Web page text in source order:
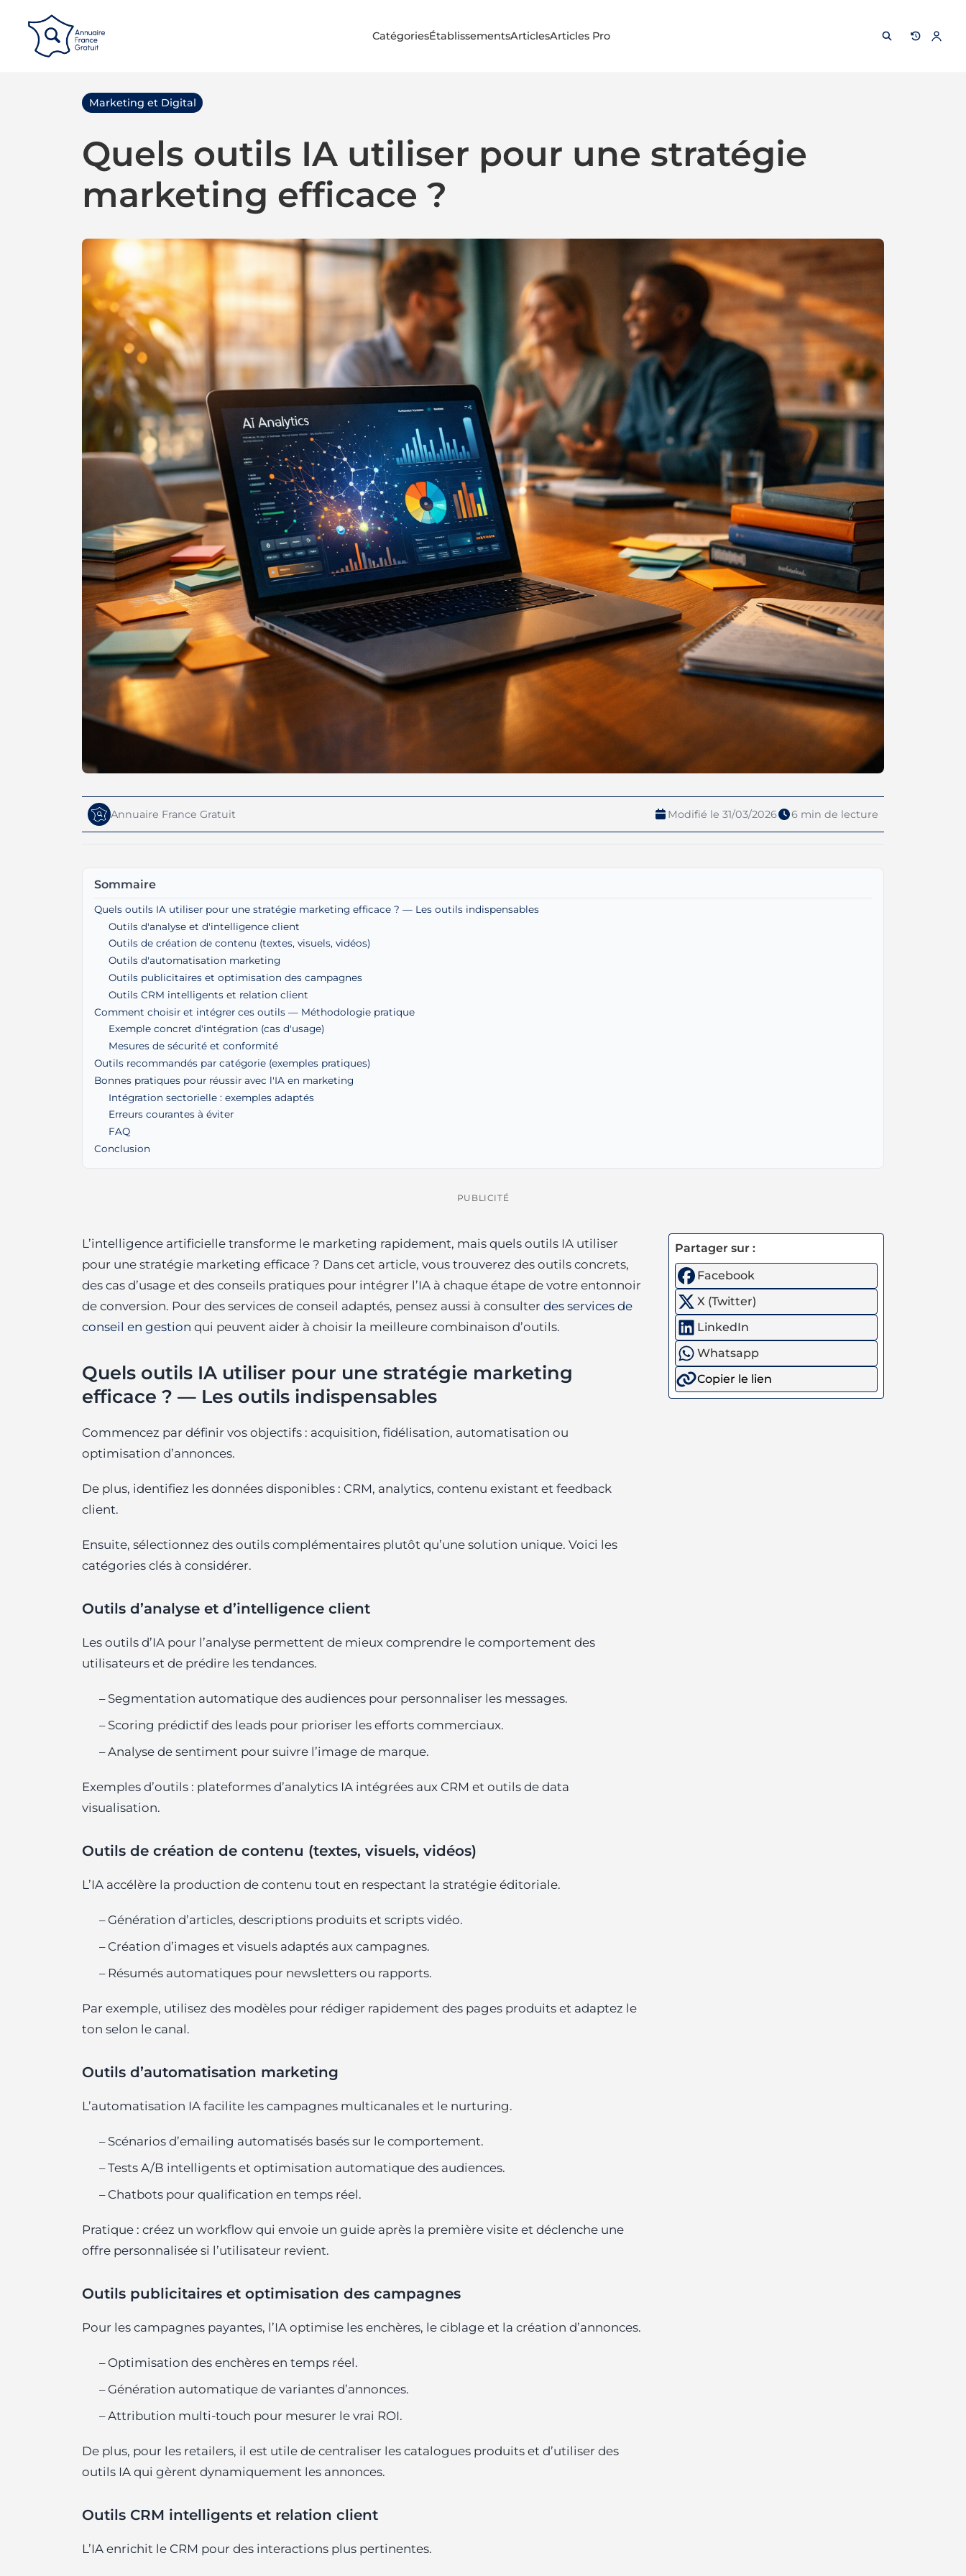
CatégoriesÉtablissementsArticlesArticles Pro
Marketing et Digital
Quels outils IA utiliser pour une stratégie
marketing efficace ?
Annuaire France Gratuit Modifié le 31/03/2026 6 min de lecture
Sommaire
Quels outils IA utiliser pour une stratégie marketing efficace ? — Les outils indispensables
Outils d'analyse et d'intelligence client
Outils de création de contenu (textes, visuels, vidéos)
Outils d'automatisation marketing
Outils publicitaires et optimisation des campagnes
Outils CRM intelligents et relation client
Comment choisir et intégrer ces outils — Méthodologie pratique
Exemple concret d'intégration (cas d'usage)
Mesures de sécurité et conformité
Outils recommandés par catégorie (exemples pratiques)
Bonnes pratiques pour réussir avec l'IA en marketing
Intégration sectorielle : exemples adaptés
Erreurs courantes à éviter
FAQ
Conclusion
PUBLICITÉ
L’intelligence artificielle transforme le marketing rapidement, mais quels outils IA utiliser
pour une stratégie marketing efficace ? Dans cet article, vous trouverez des outils concrets,
des cas d’usage et des conseils pratiques pour intégrer l’IA à chaque étape de votre entonnoir
de conversion. Pour des services de conseil adaptés, pensez aussi à consulter des services de
conseil en gestion qui peuvent aider à choisir la meilleure combinaison d’outils.
Quels outils IA utiliser pour une stratégie marketing
efficace ? — Les outils indispensables
Commencez par définir vos objectifs : acquisition, fidélisation, automatisation ou
optimisation d’annonces.
De plus, identifiez les données disponibles : CRM, analytics, contenu existant et feedback
client.
Ensuite, sélectionnez des outils complémentaires plutôt qu’une solution unique. Voici les
catégories clés à considérer.
Outils d’analyse et d’intelligence client
Les outils d’IA pour l’analyse permettent de mieux comprendre le comportement des
utilisateurs et de prédire les tendances.
– Segmentation automatique des audiences pour personnaliser les messages.
– Scoring prédictif des leads pour prioriser les efforts commerciaux.
– Analyse de sentiment pour suivre l’image de marque.
Exemples d’outils : plateformes d’analytics IA intégrées aux CRM et outils de data
visualisation.
Outils de création de contenu (textes, visuels, vidéos)
L’IA accélère la production de contenu tout en respectant la stratégie éditoriale.
– Génération d’articles, descriptions produits et scripts vidéo.
– Création d’images et visuels adaptés aux campagnes.
– Résumés automatiques pour newsletters ou rapports.
Par exemple, utilisez des modèles pour rédiger rapidement des pages produits et adaptez le
ton selon le canal.
Outils d’automatisation marketing
L’automatisation IA facilite les campagnes multicanales et le nurturing.
– Scénarios d’emailing automatisés basés sur le comportement.
– Tests A/B intelligents et optimisation automatique des audiences.
– Chatbots pour qualification en temps réel.
Pratique : créez un workflow qui envoie un guide après la première visite et déclenche une
offre personnalisée si l’utilisateur revient.
Outils publicitaires et optimisation des campagnes
Pour les campagnes payantes, l’IA optimise les enchères, le ciblage et la création d’annonces.
– Optimisation des enchères en temps réel.
– Génération automatique de variantes d’annonces.
– Attribution multi-touch pour mesurer le vrai ROI.
De plus, pour les retailers, il est utile de centraliser les catalogues produits et d’utiliser des
outils IA qui gèrent dynamiquement les annonces.
Outils CRM intelligents et relation client
L’IA enrichit le CRM pour des interactions plus pertinentes.
Partager sur :
Facebook
X (Twitter)
LinkedIn
Whatsapp
Copier le lien